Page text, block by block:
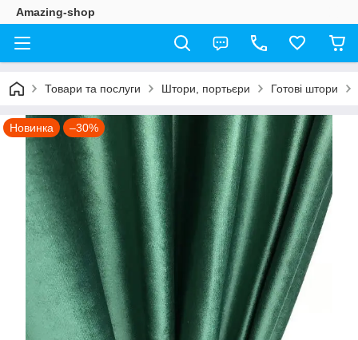
Amazing-shop
Товари та послуги Штори, портьєри Готові штори
Новинка –30%